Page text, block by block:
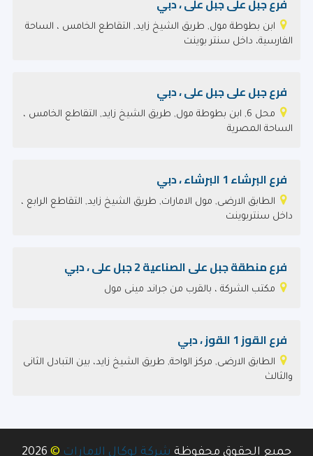
فرع جبل على جبل على ، دبي
ابن بطوطة مول, طريق الشيخ زايد, التقاطع الخامس ، الساحة
الفارسية، داخل سنتر بوينت
فرع جبل على جبل على ، دبي
محل 6, ابن بطوطة مول, طريق الشيخ زايد, التقاطع الخامس ،
الساحة المصرية
فرع البرشاء 1 البرشاء ، دبي
الطابق الارضى, مول الامارات, طريق الشيخ زايد, التقاطع الرابع ،
داخل سنتربوينت
فرع منطقة جبل على الصناعية 2 جبل على ، دبي
مكتب الشركة ، بالقرب من جراند مينى مول
فرع القوز 1 القوز ، دبي
الطابق الارضى, مركز الواحة, طريق الشيخ زايد، بين التبادل الثانى
والثالث
جميع الحقوق محفوظة شركة لوكال الامارات ©